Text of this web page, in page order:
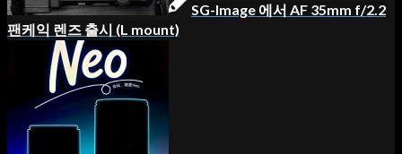
SG-Image 에서 AF 35mm f/2.2
팬케익 렌즈 출시 (L mount)